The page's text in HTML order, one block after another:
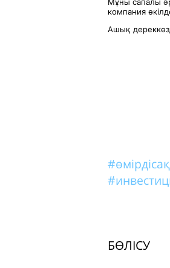
Мұны сапалы
компания
Ашық
БӨЛІСУ